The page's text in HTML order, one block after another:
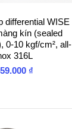
differential WISE
kín (sealed
0-10 kgf/cm², all-
316L
₫